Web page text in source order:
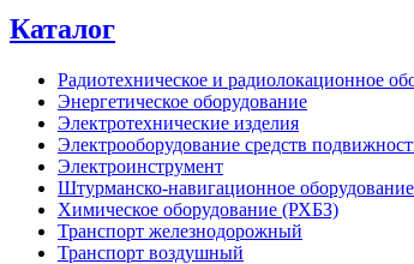
Каталог
Радиотехническое и радиолокационное
Энергетическое оборудование
Электротехнические изделия
Электрооборудование средств
Электроинструмент
Штурманско-навигационное оборудование
Химическое оборудование (РХБЗ)
Транспорт железнодорожный
Транспорт воздушный